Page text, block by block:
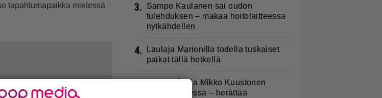
tapahtumapaikka mielessä
3.
Sampo Kaulanen sai oudon
tulehduksen – makaa hoitolaitteessa
nytkähdellen
4.
Laulaja Marionilla todella tuskaiset
paikat tällä hetkellä
Katja Ståhl ja Mikko Kuustonen
jälleen yhdessä – herättää